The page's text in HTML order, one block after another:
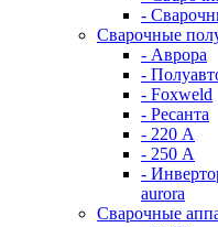
-
Сварочные
- Аврора
-
- Foxweld
- Ресанта
- 220 А
- 250 А
-
aurora
Сварочные